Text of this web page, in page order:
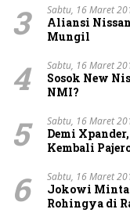
3 Sabtu, 16 Maret
Aliansi
Mungil
4 Sabtu, 16 Maret
Sosok New
NMI?
5 Sabtu, 16 Maret
Demi
Kembali
6 Sabtu, 16 Maret
Jokowi Minta
Rohingya di